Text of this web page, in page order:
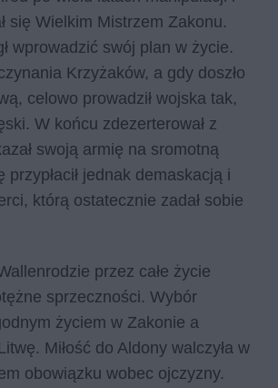
się Wielkim Mistrzem Zakonu.
wprowadzić swój plan w życie.
Krzyżaków, a gdy doszło
celowo prowadził wojska tak,
W końcu zdezerterował z
swoją armię na sromotną
przypłacił jednak demaskacją i
którą ostatecznie zadał sobie
przez całe życie
sprzeczności. Wybór
życiem w Zakonie a
Miłość do Aldony walczyła w
obowiązku wobec ojczyzny.